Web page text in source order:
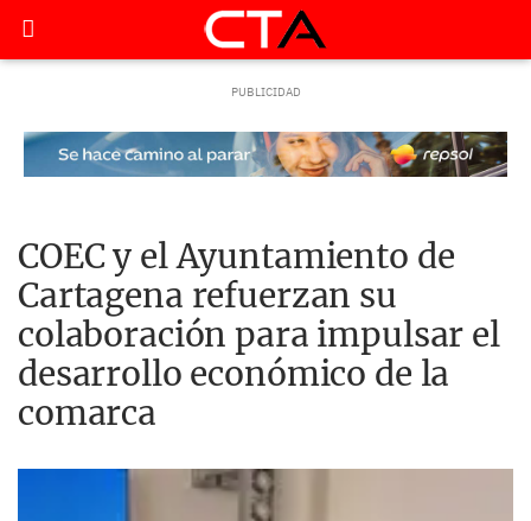
COEC y el Ayuntamiento de
Cartagena refuerzan su
colaboración para impulsar el
desarrollo económico de la
comarca